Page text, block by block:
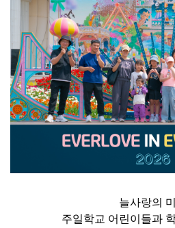
늘사랑의
주일학교 어린이들과